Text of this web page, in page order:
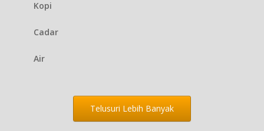
Kopi
Cadar
Air
Telusuri Lebih Banyak